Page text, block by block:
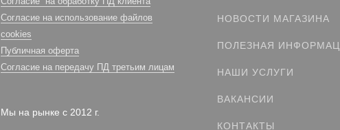
Согласие на использование файлов
cookies
Публичная оферта
Согласие на передачу ПД третьим лицам
Мы на рынке с 2012 г.
НОВОСТИ МАГАЗИНА
ПОЛЕЗНАЯ
НАШИ УСЛУГИ
ВАКАНСИИ
КОНТАКТЫ